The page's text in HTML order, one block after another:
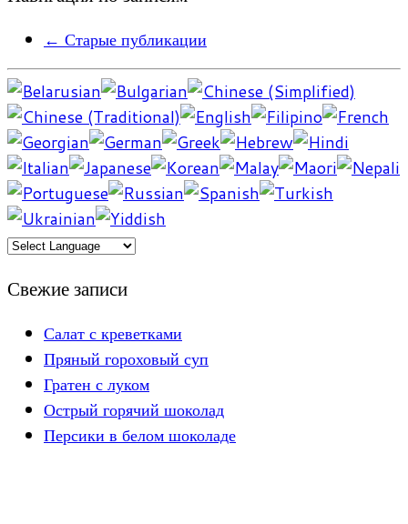
← Старые публикации
Свежие записи
Салат с креветками
Пряный гороховый суп
Гратен с луком
Острый горячий шоколад
Персики в белом шоколаде